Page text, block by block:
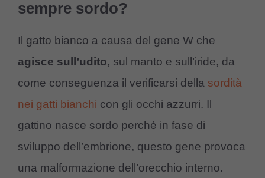
sempre sordo?
Il gatto bianco a causa del gene W che
agisce sull’udito, sul manto e sull’iride, da
come conseguenza il verificarsi della sordità
nei gatti bianchi con gli occhi azzurri. Il
gattino nasce sordo perché in fase di
sviluppo dell’embrione, questo gene provoca
una malformazione dell’orecchio interno.